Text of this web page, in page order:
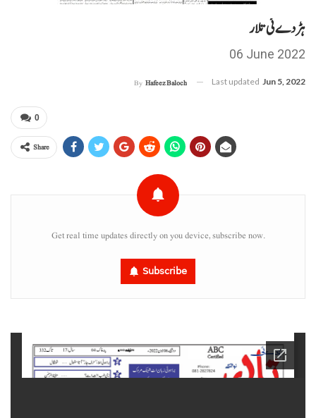
ہڑدے ئی تلار
06 June 2022
By Hafeez Baloch Last updated Jun 5, 2022
0
Share
Get real time updates directly on you device, subscribe now.
Subscribe